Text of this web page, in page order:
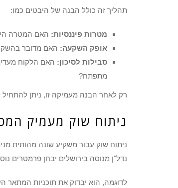
תהליך זה כולל הבנה של היבטים כמו:
מטרות פיננסיות: האם המטרה היא
אופק השקעה: האם מדובר
סבילות לסיכון: האם הלקוח
מתפתח?
רק לאחר הבנה מעמיקה זו, ניתן
ניתוח שוק מעמיק
ניתוח שוק עבור משקיע שונה מהותית
נדל"ן מנוסה בירושלים יבחן פרמטרים